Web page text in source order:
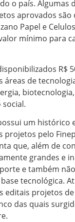
o país. Algumas
aprovados são
Papel e
mínimo para
R$
áreas de
um histórico
projetos pelo
que, além de
grandes e
e também
tecnológica.
editais projetos
das quais